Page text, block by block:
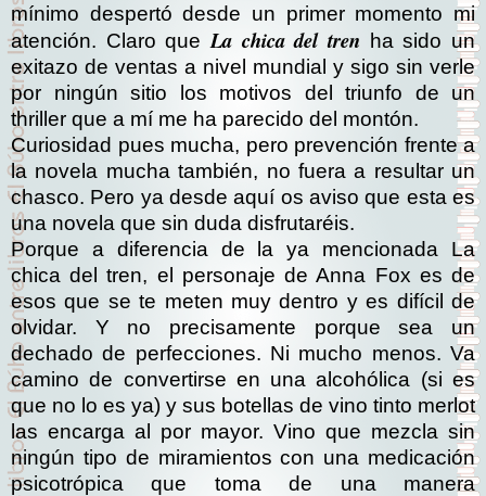
mínimo despertó desde un primer momento mi
atención. Claro que La chica del tren ha sido un
exitazo de ventas a nivel mundial y sigo sin verle
por ningún sitio los motivos del triunfo de un
thriller que a mí me ha parecido del montón.
Curiosidad pues mucha, pero prevención frente a
la novela mucha también, no fuera a resultar un
chasco. Pero ya desde aquí os aviso que esta es
una novela que sin duda disfrutaréis.
Porque a diferencia de la ya mencionada La
chica del tren, el personaje de Anna Fox es de
esos que se te meten muy dentro y es difícil de
olvidar. Y no precisamente porque sea un
dechado de perfecciones. Ni mucho menos. Va
camino de convertirse en una alcohólica (si es
que no lo es ya) y sus botellas de vino tinto merlot
las encarga al por mayor. Vino que mezcla sin
ningún tipo de miramientos con una medicación
psicotrópica que toma de una manera